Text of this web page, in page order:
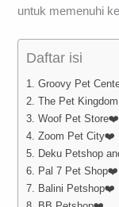
untuk memenuhi
Daftar isi
1. Groovy Pet
2. The Pet
3. Woof Pet Store❤️
4. Zoom Pet City❤️
5. Deku Petshop
6. Pal 7 Pet Shop❤️
7. Balini Petshop❤️